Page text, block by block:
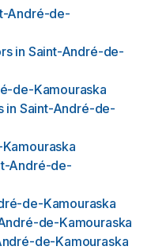
André-de-
in Saint-André-de-
de-Kamouraska
in Saint-André-de-
André-de-
de-Kamouraska
de-Kamouraska
de-Kamouraska